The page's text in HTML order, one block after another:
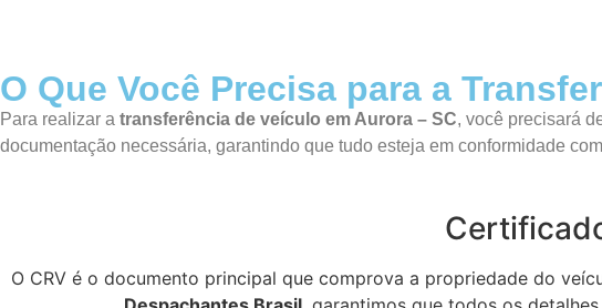
O Que Você Precisa para a
Para realizar a transferência de veículo em Aurora – SC, você precisará
documentação necessária, garantindo que tudo esteja em conformidade
O CRV é o documento principal que comprova a propriedade do